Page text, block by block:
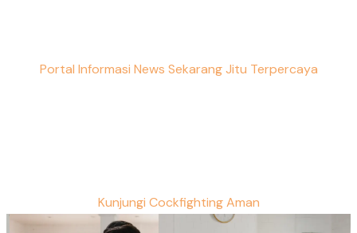
Portal Informasi News Sekarang Jitu Terpercaya
Kunjungi Cockfighting Aman